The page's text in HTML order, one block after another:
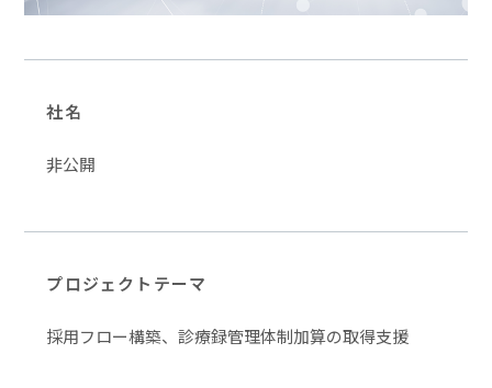
社名
非公開
プロジェクトテーマ
採用フロー構築、診療録管理体制加算の取得支援